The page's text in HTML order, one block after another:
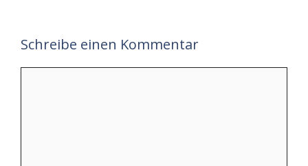
Schreibe einen Kommentar